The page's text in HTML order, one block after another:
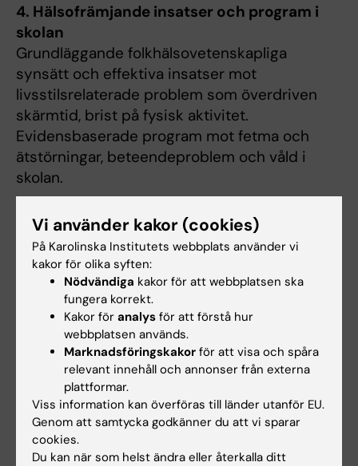
4. Hälsofrämjande insatser och program i
skolan
Grundläggande folkhälsovetenskapliga
synsätt och effektiva insatser mot
livsstilsrelaterade problem som överdriven
skärmtid, brist på fysisk aktivitet.
Evidensbaserade program mot fetma och
ätstörningar, beteendeproblem och våld i
skolan.
Målgrupp
Skolledare som uppfyller någon av följande
alternativ:
fullgjord befattningsutbildning
fullgjord äldre statlig rektorsutbildning
en skriftlig redovisning som visar att
personen genom tidigare yrkesutbildning
eller yrkeserfarenhet har förvärvat
kunskaper som kan jämställas med
befattningsutbildningen som helhet.
Vi använder kakor (cookies)
På Karolinska Institutets webbplats använder vi
kakor för olika syften:
Nödvändiga kakor för att webbplatsen ska
fungera korrekt.
Kakor för analys för att förstå hur
webbplatsen används.
Marknadsföringskakor för att visa och spåra
relevant innehåll och annonser från externa
plattformar.
Viss information kan överföras till länder utanför EU.
Genom att samtycka godkänner du att vi sparar
cookies.
Du kan när som helst ändra eller återkalla ditt